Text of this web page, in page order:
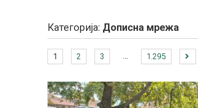
Категорија: Дописна мрежа
1 2 3 … 1.295